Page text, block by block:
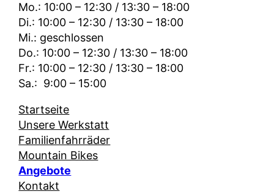
Mo.: 10:00 – 12:30 / 13:30 – 18:00
Di.: 10:00 – 12:30 / 13:30 – 18:00
Mi.: geschlossen
Do.: 10:00 – 12:30 / 13:30 – 18:00
Fr.: 10:00 – 12:30 / 13:30 – 18:00
Sa.: 9:00 – 15:00
Startseite
Unsere Werkstatt
Familienfahrräder
Mountain Bikes
Angebote
Kontakt